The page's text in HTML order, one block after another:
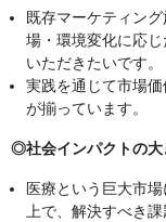
既存マーケティン
場・環境変化に応
いただきたいです。
実践を通じて市場
が揃っています。
◎社会インパクトの大
医療という巨大市
上で、解決すべき課